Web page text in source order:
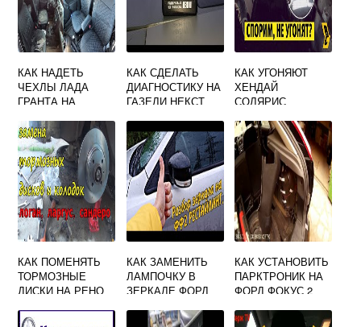
КАК НАДЕТЬ
ЧЕХЛЫ ЛАДА
ГРАНТА НА
АВТОМОБИЛЯ
КАК СДЕЛАТЬ
ДИАГНОСТИКУ НА
ГАЗЕЛИ НЕКСТ
КАК УГОНЯЮТ
ХЕНДАЙ
СОЛЯРИС
КАК ПОМЕНЯТЬ
ТОРМОЗНЫЕ
ДИСКИ НА РЕНО
КАК ЗАМЕНИТЬ
ЛАМПОЧКУ В
ЗЕРКАЛЕ ФОРД
КАК УСТАНОВИТЬ
ПАРКТРОНИК НА
ФОРД ФОКУС 2
ХЭТЧБЕК